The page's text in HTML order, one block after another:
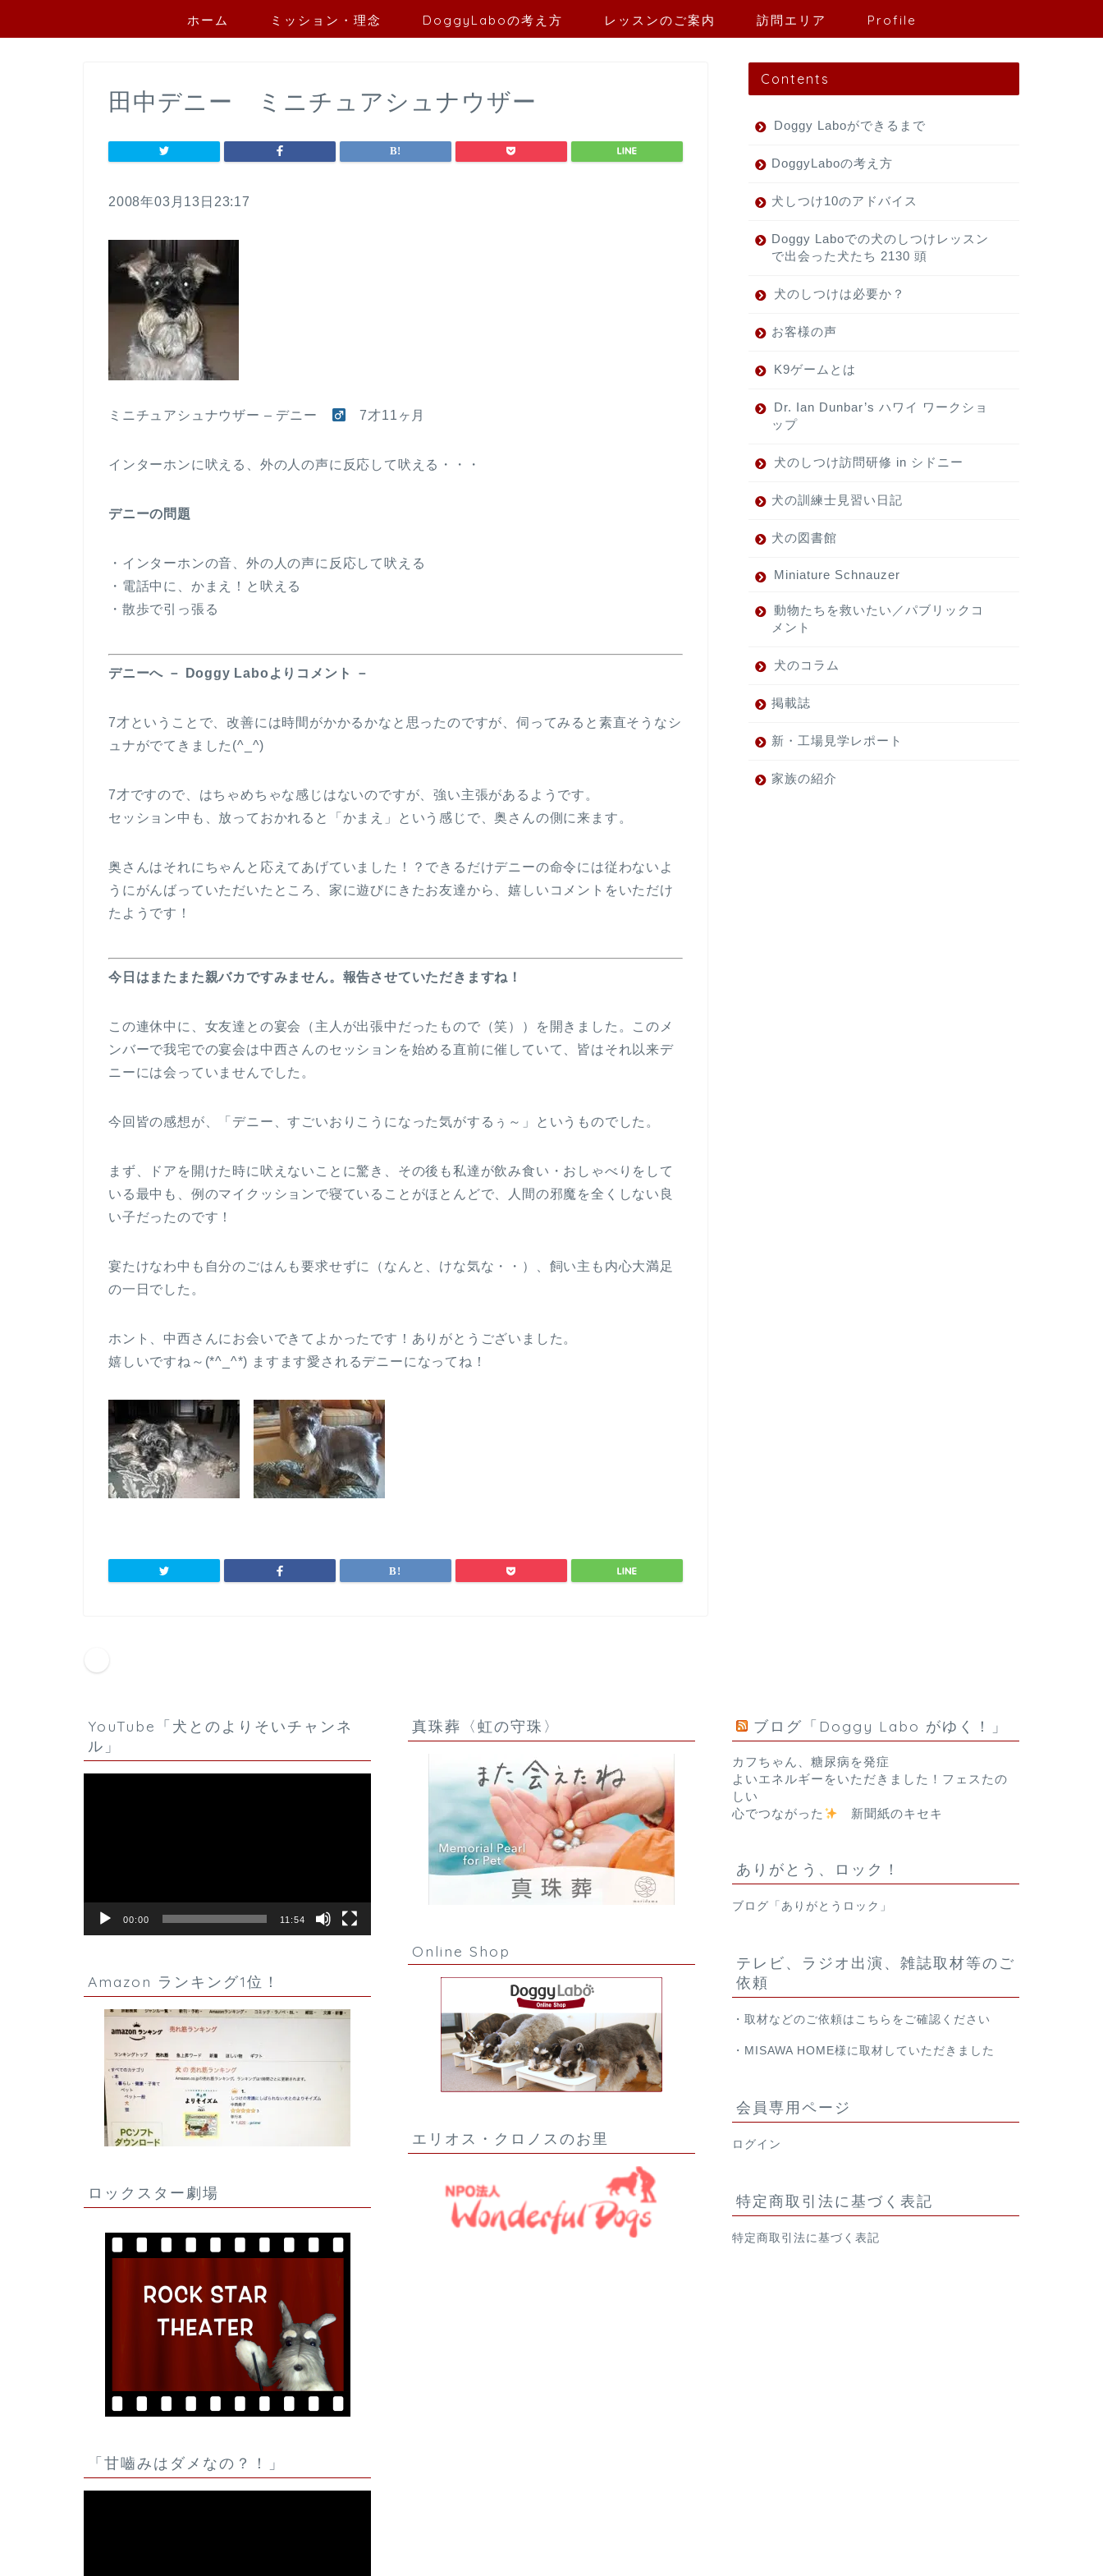
ホーム ミッション・理念 DoggyLaboの考え方 レッスンのご案内 訪問エリア Profile
田中デニー ミニチュアシュナウザー
2008年03月13日23:17
ミニチュアシュナウザー – デニー 7才11ヶ月
インターホンに吠える、外の人の声に反応して吠える・・・
デニーの問題
・インターホンの音、外の人の声に反応して吠える
・電話中に、かまえ！と吠える
・散歩で引っ張る
デニーへ － Doggy Laboよりコメント －
7才ということで、改善には時間がかかるかなと思ったのですが、伺ってみると素直そうなシ
ュナがでてきました(^_^)
7才ですので、はちゃめちゃな感じはないのですが、強い主張があるようです。
セッション中も、放っておかれると「かまえ」という感じで、奥さんの側に来ます。
奥さんはそれにちゃんと応えてあげていました！？できるだけデニーの命令には従わないよ
うにがんばっていただいたところ、家に遊びにきたお友達から、嬉しいコメントをいただけ
たようです！
今日はまたまた親バカですみません。報告させていただきますね！
この連休中に、女友達との宴会（主人が出張中だったもので（笑））を開きました。このメ
ンバーで我宅での宴会は中西さんのセッションを始める直前に催していて、皆はそれ以来デ
ニーには会っていませんでした。
今回皆の感想が、「デニー、すごいおりこうになった気がするぅ～」というものでした。
まず、ドアを開けた時に吠えないことに驚き、その後も私達が飲み食い・おしゃべりをして
いる最中も、例のマイクッションで寝ていることがほとんどで、人間の邪魔を全くしない良
い子だったのです！
宴たけなわ中も自分のごはんも要求せずに（なんと、けな気な・・）、飼い主も内心大満足
の一日でした。
ホント、中西さんにお会いできてよかったです！ありがとうございました。
嬉しいですね～(*^_^*) ますます愛されるデニーになってね！
Contents
Doggy Laboができるまで
DoggyLaboの考え方
犬しつけ10のアドバイス
Doggy Laboでの犬のしつけレッスン
で出会った犬たち 2130 頭
犬のしつけは必要か？
お客様の声
K9ゲームとは
Dr. Ian Dunbar’s ハワイ ワークショ
ップ
犬のしつけ訪問研修 in シドニー
犬の訓練士見習い日記
犬の図書館
Miniature Schnauzer
動物たちを救いたい／パブリックコ
メント
犬のコラム
掲載誌
新・工場見学レポート
家族の紹介
YouTube「犬とのよりそいチャンネ
ル」
00:00 11:54
Amazon ランキング1位！
ロックスター劇場
「甘嚙みはダメなの？！」
真珠葬〈虹の守珠〉
Online Shop
エリオス・クロノスのお里
ブログ「Doggy Labo がゆく！」
カフちゃん、糖尿病を発症
よいエネルギーをいただきました！フェスたの
しい
心でつながった
新聞紙のキセキ
ありがとう、ロック！
ブログ「ありがとうロック」
テレビ、ラジオ出演、雑誌取材等のご
依頼
・取材などのご依頼は こちら をご確認ください
・ MISAWA HOME様 に取材していただきました
会員専用ページ
ログイン
特定商取引法に基づく表記
特定商取引法に基づく表記